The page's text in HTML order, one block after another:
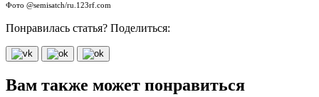
Фото @semisatch/ru.123rf.com
Понравилась статья? Поделиться:
Вам также может понравиться